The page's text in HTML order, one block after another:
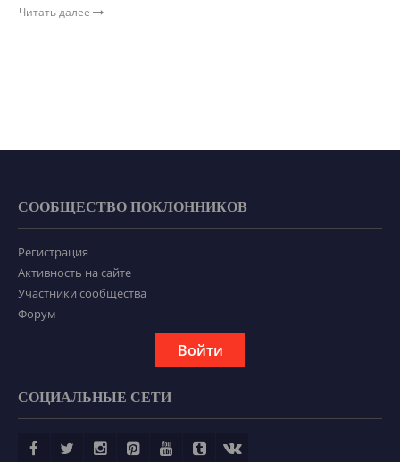
Читать далее
СООБЩЕСТВО ПОКЛОННИКОВ
Регистрация
Активность на сайте
Участники сообщества
Форум
Войти
СОЦИАЛЬНЫЕ СЕТИ